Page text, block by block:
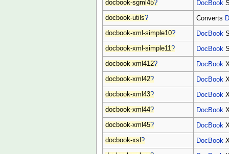
docbook-sgml45? DocBook
docbook-utils? Converts
docbook-xml-simple10? DocBook
docbook-xml-simple11? DocBook
docbook-xml412? DocBook
docbook-xml42? DocBook
docbook-xml43? DocBook
docbook-xml44? DocBook
docbook-xml45? DocBook
docbook-xsl? DocBook